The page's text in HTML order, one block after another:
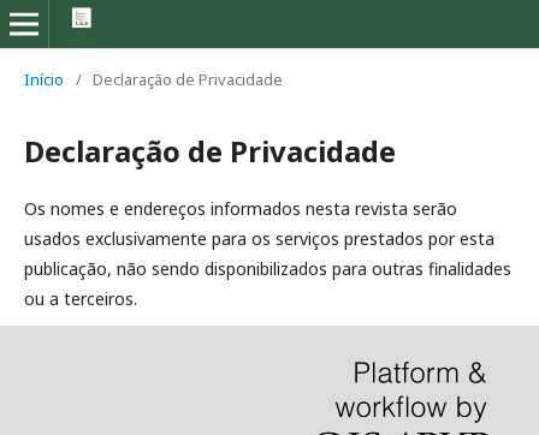
Início / Declaração de Privacidade
Declaração de Privacidade
Os nomes e endereços informados nesta revista serão
usados exclusivamente para os serviços prestados por esta
publicação, não sendo disponibilizados para outras finalidades
ou a terceiros.